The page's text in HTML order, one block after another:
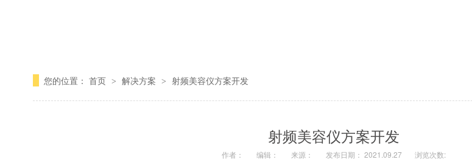
您的位置：首页 > 解决方案 > 射频美容仪方案开发
射频美容仪方案开发
作者： 编辑： 来源： 发布日期： 2021.09.27 浏览次数: